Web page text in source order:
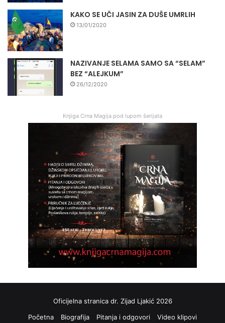
KAKO SE UČI JASIN ZA DUŠE UMRLIH
13/01/2020
NAZIVANJE SELAMA SAMO SA “SELAM”
BEZ “ALEJKUM”
26/12/2020
Knjiga Crna Magija pod lupom šerijata
Oficijelna stranica dr. Zijad Ljakić 2026
Početna
Biografija Pitanja i odgovori Video klipovi